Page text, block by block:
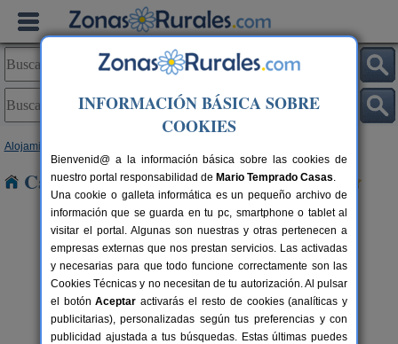
Alojamientos
Casas Rurales cerca de Gérgal
14 pers.
desde16 €
La Noria de Los Escullos
San José (Almería)
INFORMACIÓN BÁSICA SOBRE
COOKIES
Bienvenid@ a la información básica sobre las cookies de
nuestro portal responsabilidad de Mario Temprado Casas.
Una cookie o galleta informática es un pequeño archivo de
información que se guarda en tu pc, smartphone o tablet al
visitar el portal. Algunas son nuestras y otras pertenecen a
empresas externas que nos prestan servicios. Las activadas
y necesarias para que todo funcione correctamente son las
Cookies Técnicas y no necesitan de tu autorización. Al pulsar
el botónAceptar activarás el resto de cookies (analíticas y
publicitarias), personalizadas según tus preferencias y con
publicidad ajustada a tus búsquedas. Estas últimas puedes